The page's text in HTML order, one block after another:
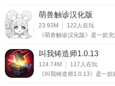
萌兽触诊汉化版
23.93M 122 人在玩
《萌兽触诊汉化版》是一款
叫我铸造师1.0.13
124.74M 117 人在玩
《叫我铸造师1.0.13》是一